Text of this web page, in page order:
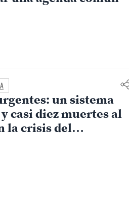
un sistema
casi diez muertes al
la crisis del